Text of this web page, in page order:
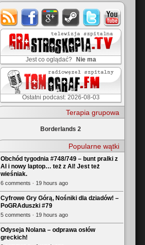
Jest co oglądać? Nie ma
Ostatni podcast: 2026-08-03
Terapia grupowa
Borderlands 2
Popularne wątki
Obchód tygodnia #748/749 – bunt pralki z
AI i nowy laptop… też z AI! Jest też
wieśniak.
6 comments · 19 hours ago
Cyfrowe Gry Górą, Nośniki dla dziadów! –
PoGRAduszki #79
5 comments · 19 hours ago
Odyseja Nolana – odprawa osłów
greckich!